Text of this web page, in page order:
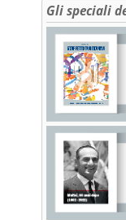
Gli speciali